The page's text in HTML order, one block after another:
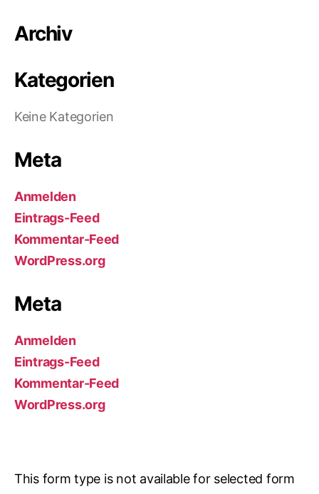
Archiv
Kategorien
Keine Kategorien
Meta
Anmelden
Eintrags-Feed
Kommentar-Feed
WordPress.org
Meta
Anmelden
Eintrags-Feed
Kommentar-Feed
WordPress.org
This form type is not available for selected form